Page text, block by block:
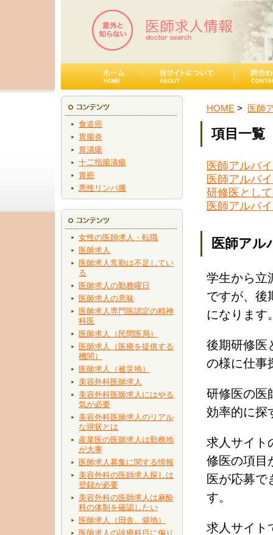
食道癌
胃腸炎
胃潰瘍
十二指腸潰瘍
胃癌
悪性リンパ腫
女性の医師求人・転職
医師求人
医師求人常勤は不足してい
る
医師求人の勤務曜日
医師求人の意味
医師求人専門医認定の精神
科医
医師求人（民間医局）
医師求人（医療を提供する
機関）
医師求人（被災地）
美容外科医師求人
美容外科医師求人にはやる
気が必要
美容外科医師求人のリアル
な現状とは
産業医の医師求人は勤務地
が大事
医師求人募集に関する情報
美容外科の医師求人探しは
登録が必要
美容外科の医師求人は麻酔
科の体制を確認したい
医師求人（田舎、僻地）
医師求人の診療科目に偏り
HOME 医師
項目一覧
医師アルバ
医師アルバ
研修医とし
医師アルバ
医師アル
学生から立
ですが、後
になります
後期研修医
の様に仕事
研修医の医
効率的に探
求人サイト
修医の項目
医が応募で
す。
求人サイト